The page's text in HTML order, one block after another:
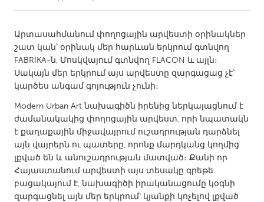
Amherstburg
Kingston
Kitchener-Waterloo
New Glasgow
Newmarket
Ottawa
South Shore
Toronto
MALAYSIA
Kuala Lumpur
NETHERLANDS
Արտասահմանում փողոցային արվեստի օրինակներ
շատ կան՝ օրինակ մեր հարևան երկրում գտնվող
FABRIKA-ն, Մոսկվայում գտնվող FLACON և այլն։
Սակայն մեր երկրում այս արվեստը զարգացաց չէ՝
կարծես անգամ գոյություն չունի։
Modern Urban Art նախագիծն իրենից ներկայացնում է
ժամանակակից փողոցային արվեստ, որի նպատակն
է քաղաքային միջավայրում ուշադրության դարձնել
այն վայրերն ու պատերը, որոնք մարդկանց կողմից
լքված են և անուշադրության մատված։ Քանի որ
Հայաստանում արվեստի այս տեսակը գրեթե
բացակայում է, նախագիծի իրականացումը կօգնի
զարգացնել այն մեր երկրում՝ կյանքի կոչելով լքված